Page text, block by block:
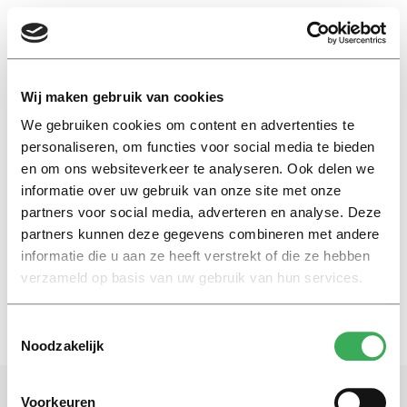
Wij maken gebruik van cookies
We gebruiken cookies om content en advertenties te
personaliseren, om functies voor social media te bieden
en om ons websiteverkeer te analyseren. Ook delen we
informatie over uw gebruik van onze site met onze
partners voor social media, adverteren en analyse. Deze
partners kunnen deze gegevens combineren met andere
informatie die u aan ze heeft verstrekt of die ze hebben
verzameld op basis van uw gebruik van hun services.
Noodzakelijk
Voorkeuren
EN
bad guy
My First Head
You don’t know him
18 mei 2023